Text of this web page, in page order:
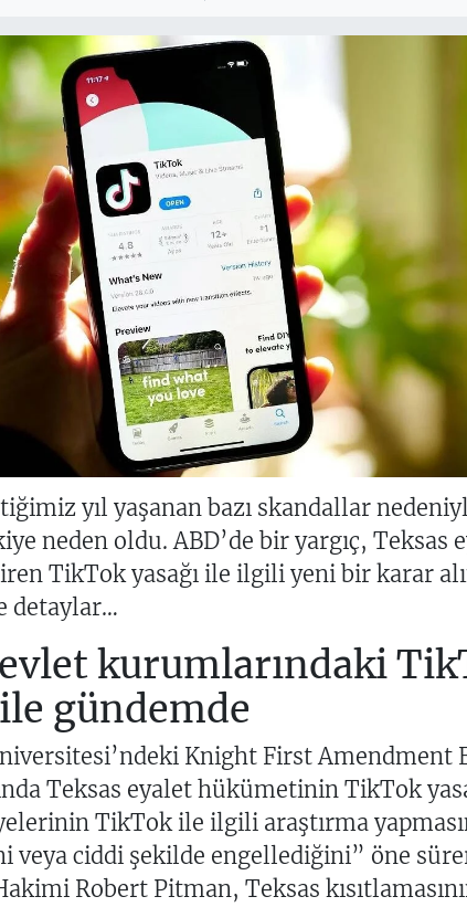
yıl yaşanan bazı skandallar
neden oldu. ABD’de bir yargıç, Teksas
TikTok yasağı ile ilgili yeni bir karar
detaylar…
kurumlarındaki
gündemde
Knight First Amendment
Teksas eyalet hükümetinin TikTok
TikTok ile ilgili araştırma
veya ciddi şekilde engellediğini” öne
Robert Pitman, Teksas